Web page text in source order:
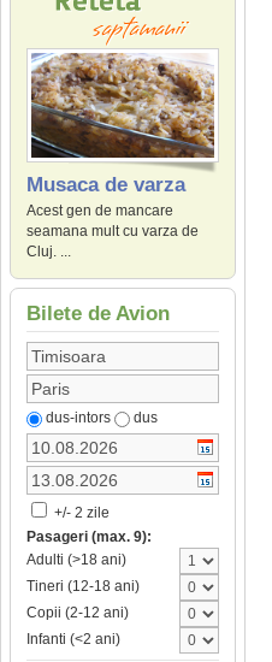
Musaca de varza
Acest gen de mancare
seamana mult cu varza de
Cluj. ...
Bilete de Avion
dus-intors dus
+/- 2 zile
Pasageri (max. 9):
Adulti (>18 ani)
Tineri (12-18 ani)
Copii (2-12 ani)
Infanti (<2 ani)